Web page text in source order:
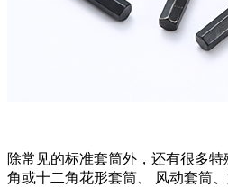
除常见的标准套筒外，还有很多
角或十二角花形套筒、 风动套筒